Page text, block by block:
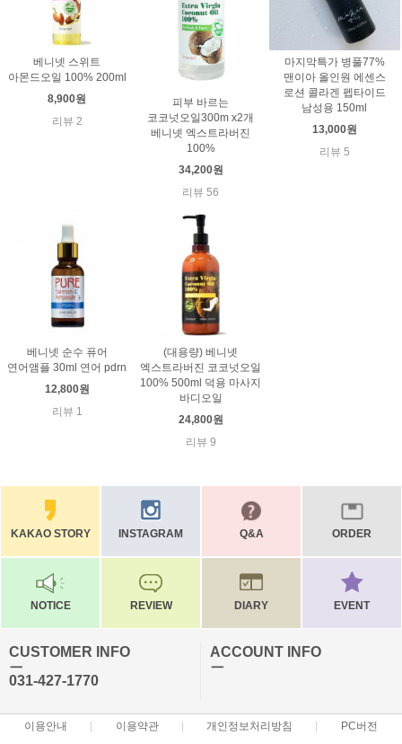
베니넷 스위트
아몬드오일 100% 200ml
8,900원
리뷰 2
피부 바르는
코코넛오일300m x2개
베니넷 엑스트라버진
100%
34,200원
리뷰 56
마지막특가 병풀77%
맨이아 올인원 에센스
로션 콜라겐 펩타이드
남성용 150ml
13,000원
리뷰 5
베니넷 순수 퓨어
연어앰플 30ml 연어 pdrn
12,800원
리뷰 1
(대용량) 베니넷
엑스트라버진 코코넛오일
100% 500ml 덕용 마사지
바디오일
24,800원
리뷰 9
KAKAO STORY INSTAGRAM Q&A ORDER
NOTICE REVIEW DIARY EVENT
CUSTOMER INFO
ㅡ
031-427-1770
ACCOUNT INFO
ㅡ
이용안내 이용약관 개인정보처리방침 PC버전